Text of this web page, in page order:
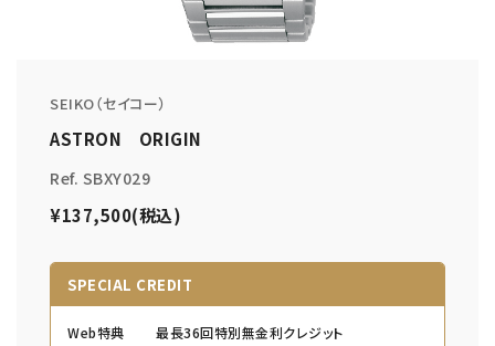
SEIKO（セイコー）
ASTRON ORIGIN
Ref. SBXY029
¥137,500(税込)
SPECIAL CREDIT
Web特典
最長36回特別無金利クレジット